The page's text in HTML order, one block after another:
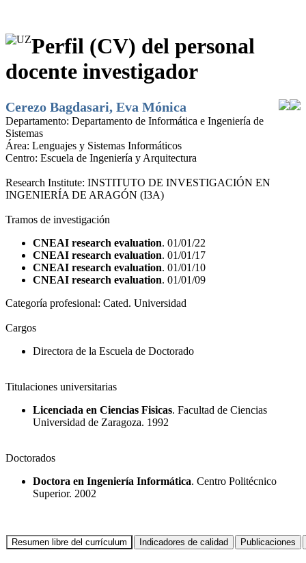
Perfil (CV) del personal
docente investigador
Cerezo Bagdasari, Eva Mónica
Departamento: Departamento de Informática e Ingeniería de
Sistemas
Área: Lenguajes y Sistemas Informáticos
Centro: Escuela de Ingeniería y Arquitectura
Research Institute: INSTITUTO DE INVESTIGACIÓN EN
INGENIERÍA DE ARAGÓN (I3A)
Tramos de investigación
CNEAI research evaluation. 01/01/22
CNEAI research evaluation. 01/01/17
CNEAI research evaluation. 01/01/10
CNEAI research evaluation. 01/01/09
Categoría profesional: Cated. Universidad
Cargos
Directora de la Escuela de Doctorado
Titulaciones universitarias
Licenciada en Ciencias Fisicas. Facultad de Ciencias
Universidad de Zaragoza. 1992
Doctorados
Doctora en Ingeniería Informática. Centro Politécnico
Superior. 2002